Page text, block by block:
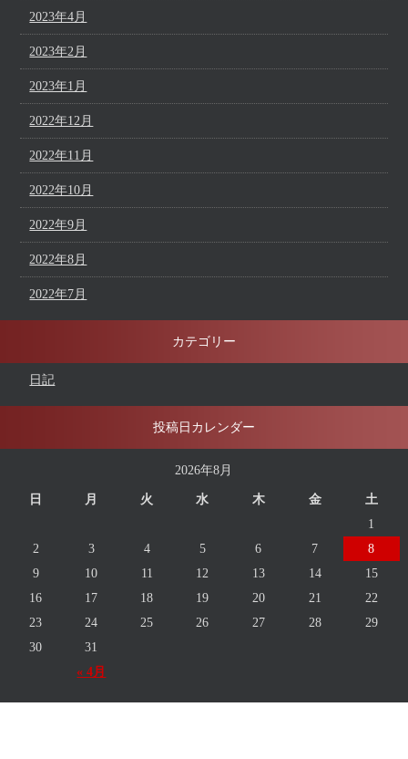
2023年4月
2023年2月
2023年1月
2022年12月
2022年11月
2022年10月
2022年9月
2022年8月
2022年7月
カテゴリー
日記
投稿日カレンダー
2026年8月
日 月 火 水 木 金 土
« 4月
1
2
3 4 5 6 7
8
9
10 11 12 13 14
15
16
17 18 19 20 21
22
23
24 25 26 27 28
29
30
31